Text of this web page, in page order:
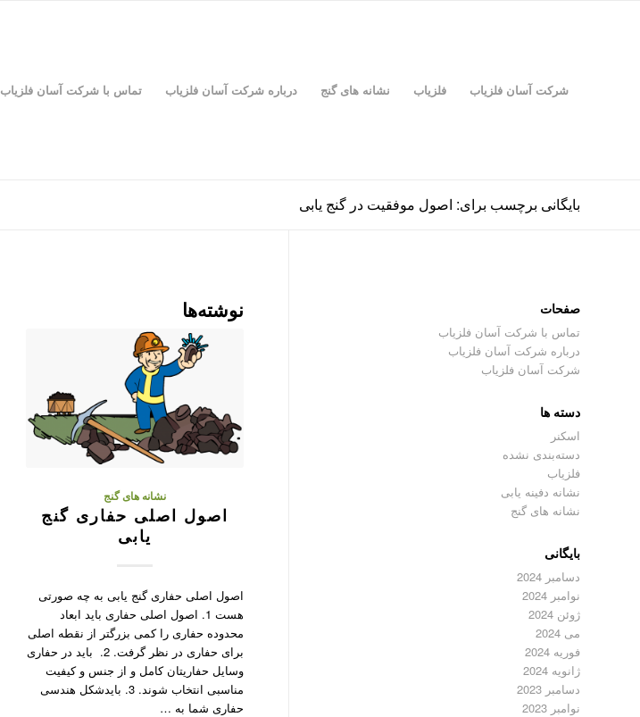
شرکت آسان فلزیاب فلزیاب نشانه های گنج درباره شرکت آسان فلزیاب تماس با شرکت آسان فلزیاب
بایگانی برچسب برای: اصول موفقیت در گنج یابی
نوشته‌ها
نشانه های گنج
اصول اصلی حفاری گنج
یابی
اصول اصلی حفاری گنج یابی به چه صورتی
هست 1. اصول اصلی حفاری باید ابعاد
محدوده حفاری را کمی بزرگتر از نقطه اصلی
برای حفاری در نظر گرفت. 2. باید در حفاری
وسایل حفاریتان کامل و از جنس و کیفیت
مناسبی انتخاب شوند. 3. بایدشکل هندسی
حفاری شما به …
صفحات
تماس با شرکت آسان فلزیاب
درباره شرکت آسان فلزیاب
شرکت آسان فلزیاب
دسته ها
اسکنر
دسته‌بندی نشده
فلزیاب
نشانه دفینه یابی
نشانه های گنج
بایگانی
دسامبر 2024
نوامبر 2024
ژوئن 2024
می 2024
فوریه 2024
ژانویه 2024
دسامبر 2023
نوامبر 2023